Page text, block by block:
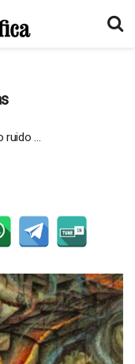
ruido …